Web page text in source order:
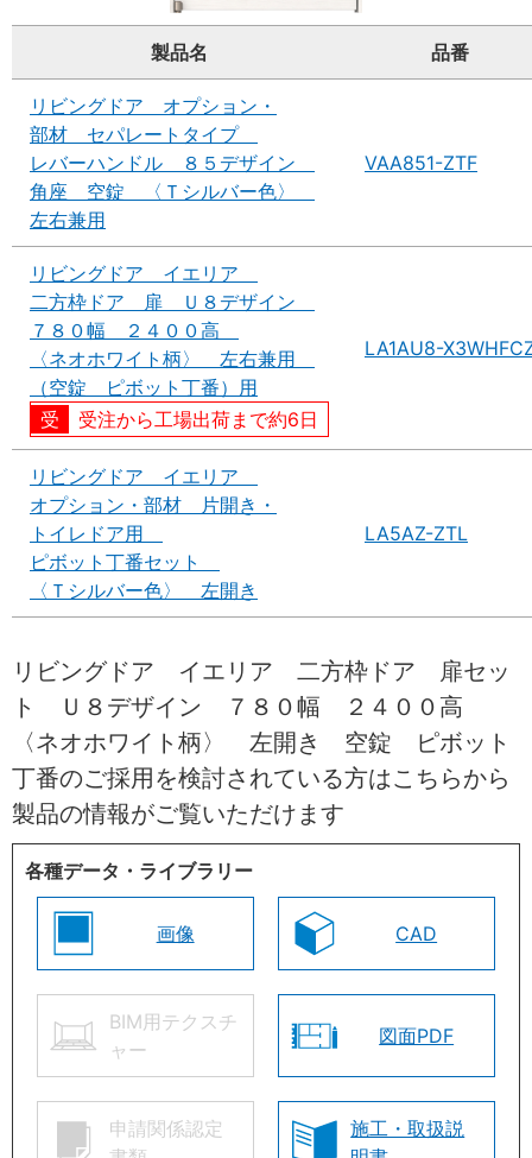
製品名 品番
リビングドア オプション・
部材 セパレートタイプ
レバーハンドル ８５デザイン
角座 空錠 〈Ｔシルバー色〉
左右兼用
VAA851-ZTF
リビングドア イエリア
二方枠ドア 扉 Ｕ８デザイン
７８０幅 ２４００高
〈ネオホワイト柄〉 左右兼用
（空錠 ピボット丁番）用
受注から工場出荷まで約6日
LA1AU8-
リビングドア イエリア
オプション・部材 片開き・
トイレドア用
ピボット丁番セット
〈Ｔシルバー色〉 左開き
LA5AZ-ZTL
リビングドア イエリア 二方枠ドア 扉セッ
ト Ｕ８デザイン ７８０幅 ２４００高
〈ネオホワイト柄〉 左開き 空錠 ピボット
丁番のご採用を検討されている方はこちらから
製品の情報がご覧いただけます
各種データ・ライブラリー
画像 CAD
BIM用テクスチ
ャー
図面PDF
申請関係認定
施工・取扱説